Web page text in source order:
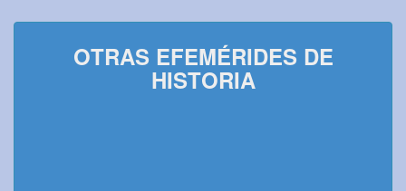
OTRAS EFEMÉRIDES DE
HISTORIA